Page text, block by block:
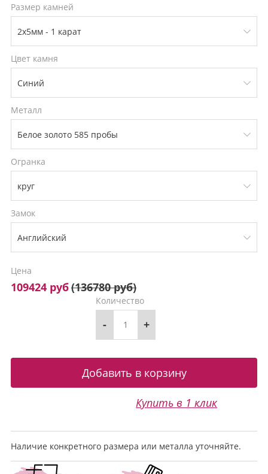
Размер камней
Цвет камня
Металл
Огранка
Замок
Цена
109424 руб(136780 руб)
Количество
- +
Купить в 1 клик
Наличие конкретного размера или металла уточняйте.